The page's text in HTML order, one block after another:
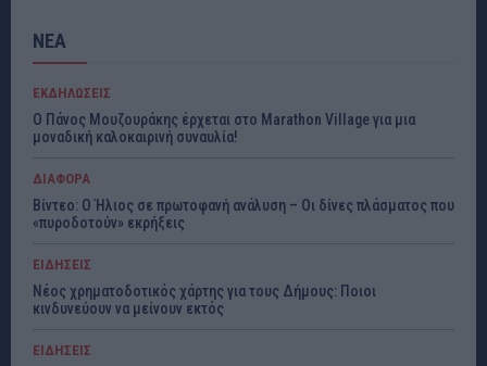
ΝΕΑ
ΕΚΔΗΛΩΣΕΙΣ
Ο Πάνος Μουζουράκης έρχεται στο Marathon Village για μια
μοναδική καλοκαιρινή συναυλία!
ΔΙΑΦΟΡΑ
Βίντεο: Ο Ήλιος σε πρωτοφανή ανάλυση – Οι δίνες πλάσματος που
«πυροδοτούν» εκρήξεις
ΕΙΔΗΣΕΙΣ
Νέος χρηματοδοτικός χάρτης για τους Δήμους: Ποιοι
κινδυνεύουν να μείνουν εκτός
ΕΙΔΗΣΕΙΣ